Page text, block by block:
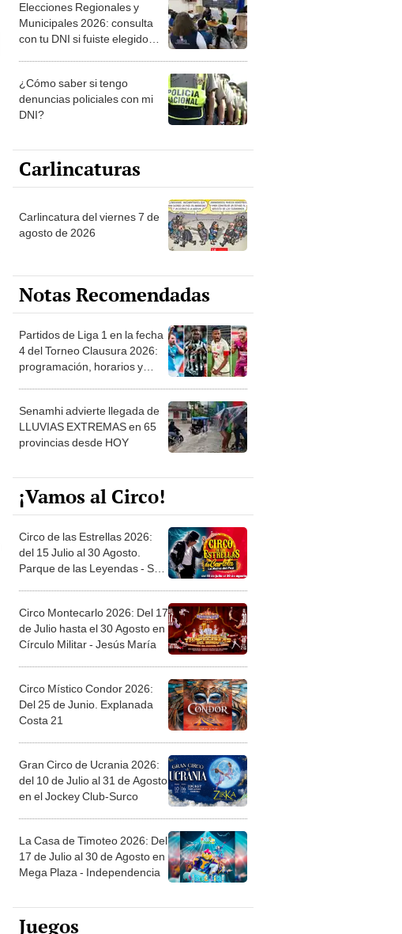
Elecciones Regionales y
Municipales 2026: consulta
con tu DNI si fuiste elegido
la ONPE
¿Cómo saber si tengo
denuncias policiales con mi
DNI?
Carlincaturas
Carlincatura del viernes 7 de
agosto de 2026
Notas Recomendadas
Partidos de Liga 1 en la fecha
4 del Torneo Clausura 2026:
programación, horarios y
Senamhi advierte llegada de
LLUVIAS EXTREMAS en 65
provincias desde HOY
¡Vamos al Circo!
Circo de las Estrellas 2026:
del 15 Julio al 30 Agosto.
Parque de las Leyendas - San
Circo Montecarlo 2026: Del 17
de Julio hasta el 30 Agosto en
Círculo Militar - Jesús María
Circo Místico Condor 2026:
Del 25 de Junio. Explanada
Costa 21
Gran Circo de Ucrania 2026:
del 10 de Julio al 31 de Agosto
en el Jockey Club-Surco
La Casa de Timoteo 2026: Del
17 de Julio al 30 de Agosto en
Mega Plaza - Independencia
Juegos